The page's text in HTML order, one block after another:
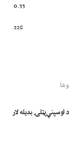
0.35
228
بدیله لار